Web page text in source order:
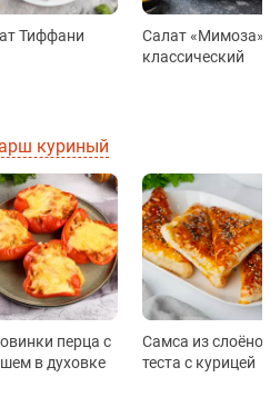
Тиффани
Салат «Мимоза»
классический
куриный
перца с
в духовке
Самса из слоёного
теста с курицей